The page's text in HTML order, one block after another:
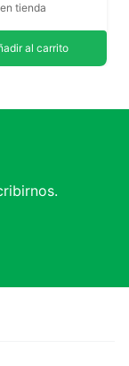
tienda
al carrito